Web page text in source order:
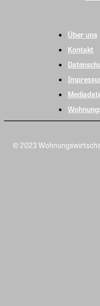
Über uns
Kontakt
© 2023